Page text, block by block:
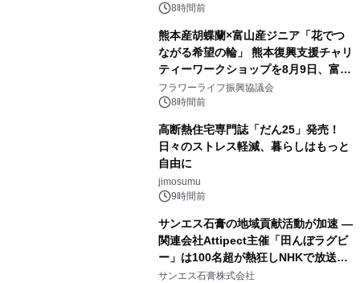
8時間前
熊本産胡蝶蘭×富山産ジニア「花でつ
ながる希望の輪」 熊本復興支援チャリ
ティーワークショップを8月9日、富
山・射水で開催
フラワーライフ振興協議会
8時間前
高断熱住宅専門誌「だん25」発売！
日々のストレス軽減、暮らしはもっと
自由に
jimosumu
9時間前
サンエス石膏の地域貢献活動が加速 ―
関連会社Attipect主催「田んぼラグビ
ー」は100名超が熱狂しNHKで放送さ
れました。
サンエス石膏株式会社